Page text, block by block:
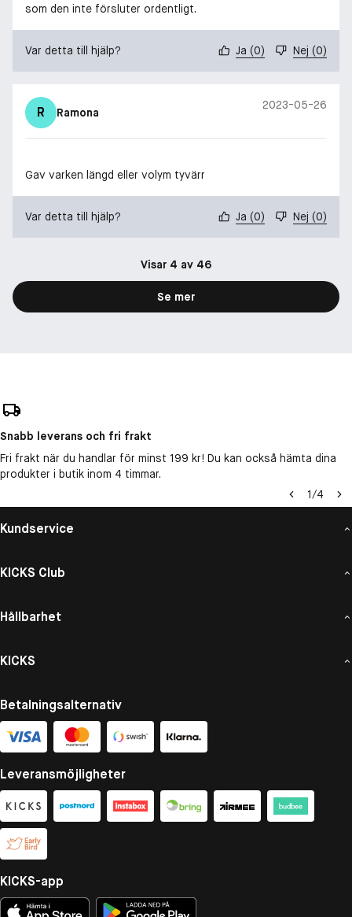
som den inte försluter ordentligt.
Var detta till hjälp? Ja (0) Nej (0)
R Ramona
2023-05-26
Gav varken längd eller volym tyvärr
Var detta till hjälp? Ja (0) Nej (0)
Visar 4 av 46
Se mer
Snabb leverans och fri frakt
Fri frakt när du handlar för minst 199 kr! Du kan också hämta dina
produkter i butik inom 4 timmar.
1/4
Kundservice
KICKS Club
Hållbarhet
KICKS
Betalningsalternativ
Leveransmöjligheter
KICKS-app